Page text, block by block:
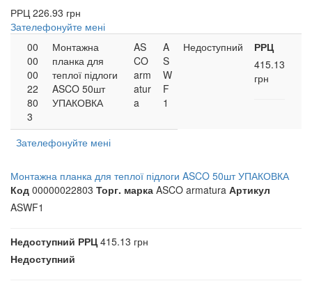
РРЦ 226.93 грн
Зателефонуйте мені
00
00
00
22
80
3
Монтажна
планка для
теплої підлоги
ASCO 50шт
УПАКОВКА
AS
CO
arm
atur
a
A
S
W
F
1
Недоступний
РРЦ
415.13
грн
Зателефонуйте мені
Монтажна планка для теплої підлоги ASCO 50шт УПАКОВКА
Код 00000022803 Торг. марка ASCO armatura Артикул
ASWF1
Недоступний РРЦ415.13 грн
Недоступний